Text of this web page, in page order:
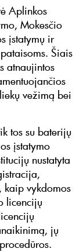
Aplinkos
Mokesčio
įstatymų ir
Šiais
atnaujintos
vežimą bei
tos su baterijų
įstatymo
nustatyta
kaip vykdomos
licencijų
jų